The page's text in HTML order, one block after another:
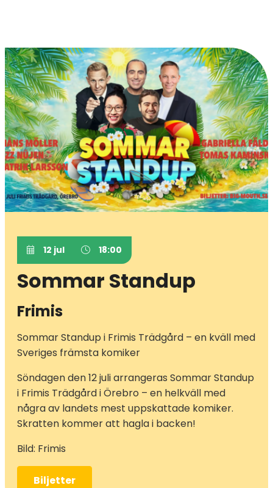
12 jul 18:00
Sommar Standup
Frimis
Sommar Standup i Frimis Trädgård – en kväll med
Sveriges främsta komiker
Söndagen den 12 juli arrangeras Sommar Standup
i Frimis Trädgård i Örebro – en helkväll med
några av landets mest uppskattade komiker.
Skratten kommer att hagla i backen!
Bild: Frimis
Biljetter